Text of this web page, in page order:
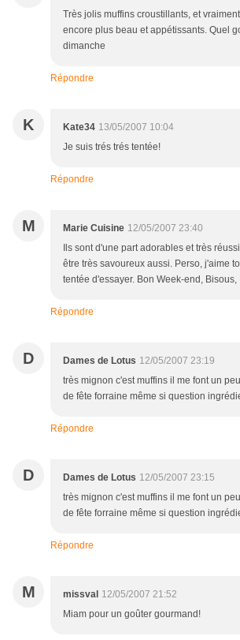
Très jolis muffins croustillants, et
encore plus beau et appétissants. Quel
dimanche
Répondre
K Kate34 13/05/2007 10:04
Je suis trés trés tentée!
Répondre
M Marie Cuisine 12/05/2007 23:40
Ils sont d'une part adorables et très
être très savoureux aussi. Perso, j'aime
tentée d'essayer. Bon Week-end, Bisous,
Répondre
D Dames de Lotus 12/05/2007 23:19
très mignon c'est muffins il me font un
de fête forraine même si question
Répondre
D Dames de Lotus 12/05/2007 23:15
très mignon c'est muffins il me font un
de fête forraine même si question
Répondre
M missval 12/05/2007 21:52
Miam pour un goûter gourmand!